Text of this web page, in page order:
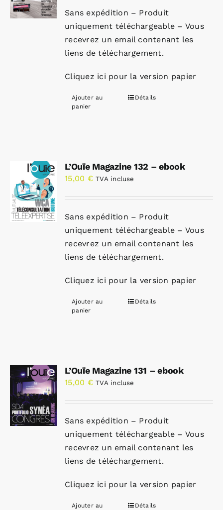
Sans expédition – Produit
uniquement téléchargeable – Vous
recevrez un email contenant les
liens de téléchargement.
Cliquez ici pour la version papier
Ajouter au
panier
Détails
L’Ouïe Magazine 132 – ebook
15,00 € TVA incluse
Sans expédition – Produit
uniquement téléchargeable – Vous
recevrez un email contenant les
liens de téléchargement.
Cliquez ici pour la version papier
Ajouter au
panier
Détails
L’Ouïe Magazine 131 – ebook
15,00 € TVA incluse
Sans expédition – Produit
uniquement téléchargeable – Vous
recevrez un email contenant les
liens de téléchargement.
Cliquez ici pour la version papier
Ajouter au
Détails